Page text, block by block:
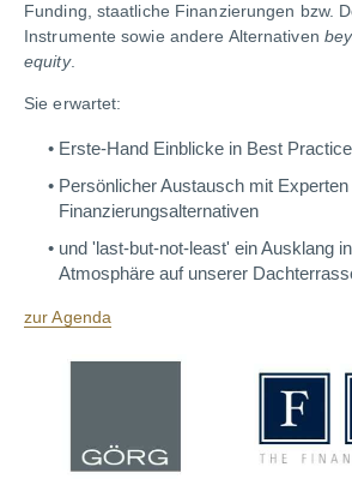
Funding, staatliche Finanzierungen bzw.
Instrumente sowie andere Alternativen
equity.
Sie erwartet:
Erste-Hand Einblicke in Best
Persönlicher Austausch mit
Finanzierungsalternativen
und 'last-but-not-least' ein Ausklang
Atmosphäre auf unserer
zur Agenda